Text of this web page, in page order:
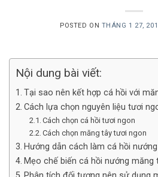
POSTED ON THÁNG 1 27,
Nội dung bài viết:
Tại sao nên kết hợp cá hồi với
Cách lựa chọn nguyên liệu tươi
Cách chọn cá hồi tươi ngon
Cách chọn măng tây tươi ngon
Hướng dẫn cách làm cá hồi
Mẹo chế biến cá hồi nướng măng